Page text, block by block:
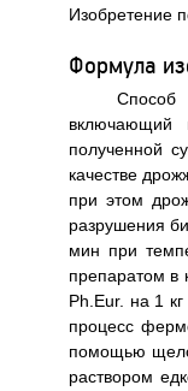
Изобретение
Формула
Способ
включающий
полученной
качестве
при этом
разрушения
мин при
препаратом в
Ph.Eur. на 1
процесс
помощью
раствором